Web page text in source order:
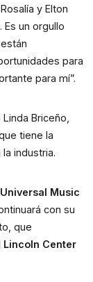
y Elton
un orgullo
para
para mí”.
Briceño,
tiene la
industria.
Universal Music
con su
que
Lincoln Center